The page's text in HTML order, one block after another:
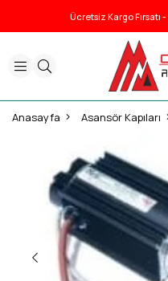
Ücretsiz Kargo Fırsatı -
Anasayfa Asansör Kapıları